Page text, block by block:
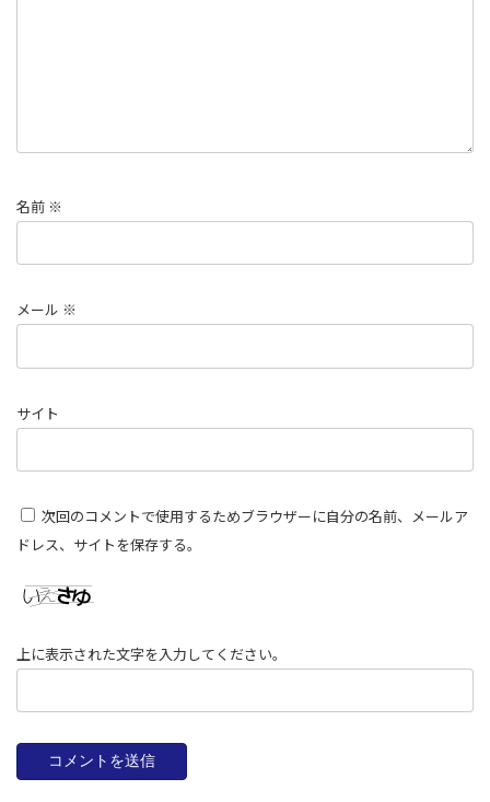
名前 ※
メール ※
サイト
次回のコメントで使用するためブラウザーに自分の名前、メールア
ドレス、サイトを保存する。
上に表示された文字を入力してください。